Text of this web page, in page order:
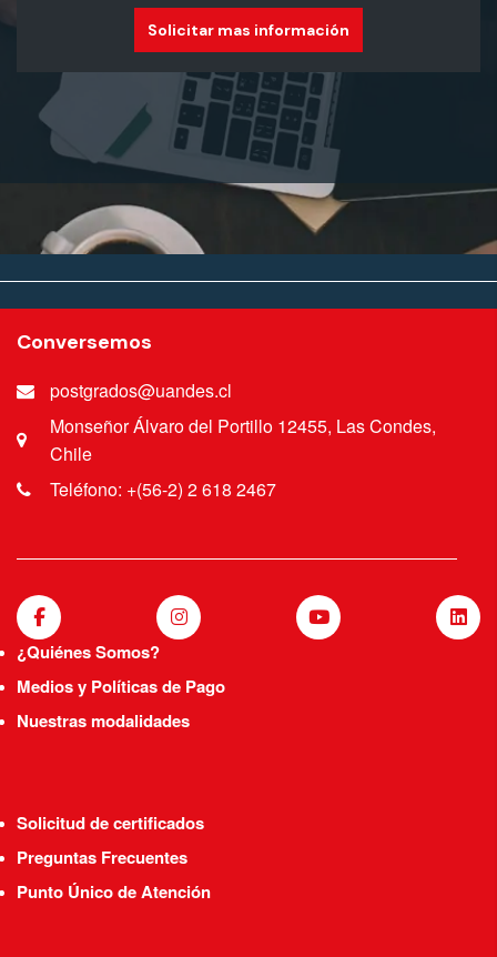
Solicitar mas información
Conversemos
postgrados@uandes.cl
Monseñor Álvaro del Portillo 12455, Las Condes,
Chile
Teléfono: +(56-2) 2 618 2467
¿Quiénes Somos?
Medios y Políticas de Pago
Nuestras modalidades
Solicitud de certificados
Preguntas Frecuentes
Punto Único de Atención